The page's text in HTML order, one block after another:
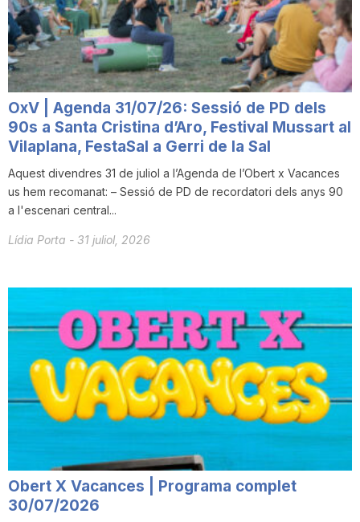
T
a
r
r
a
n
OxV | Agenda 31/07/26: Sessió de PD dels
90s a Santa Cristina d’Aro, Festival Mussart al
Vilaplana, FestaSal a Gerri de la Sal
Aquest divendres 31 de juliol a l’Agenda de l’Obert x Vacances
us hem recomanat: – Sessió de PD de recordatori dels anys 90
a l'escenari central...
Lídia Porta - 31 juliol, 2026
Obert X Vacances | Programa complet
30/07/2026